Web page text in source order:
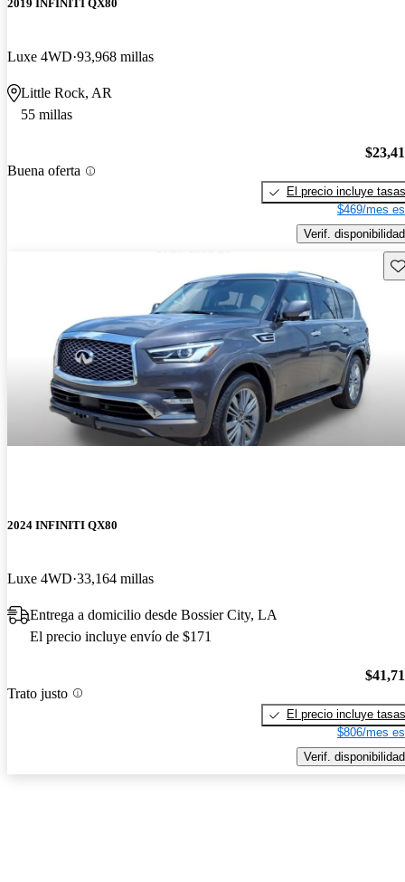
2019 INFINITI QX80
Luxe 4WD 93,968 millas
Little Rock, AR
55 millas
Buena oferta
El precio incluye tasas
$469/mes
Verif. disponibilidad
2024 INFINITI QX80
Luxe 4WD 33,164 millas
Entrega a domicilio desde Bossier City, LA
El precio incluye envío de $171
Trato justo
El precio incluye tasas
$806/mes
Verif. disponibilidad